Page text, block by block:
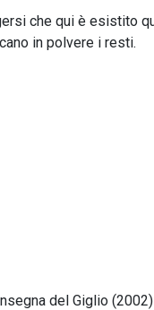
che qui è esistito
in polvere i resti.
del Giglio